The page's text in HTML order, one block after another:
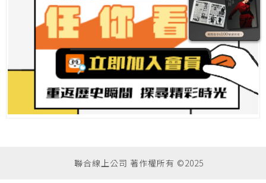
聯合線上公司 著作權所有 ©2025